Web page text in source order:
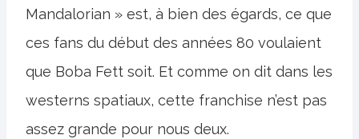
Mandalorian » est, à bien des égards, ce que
ces fans du début des années 80 voulaient
que Boba Fett soit. Et comme on dit dans les
westerns spatiaux, cette franchise n’est pas
assez grande pour nous deux.